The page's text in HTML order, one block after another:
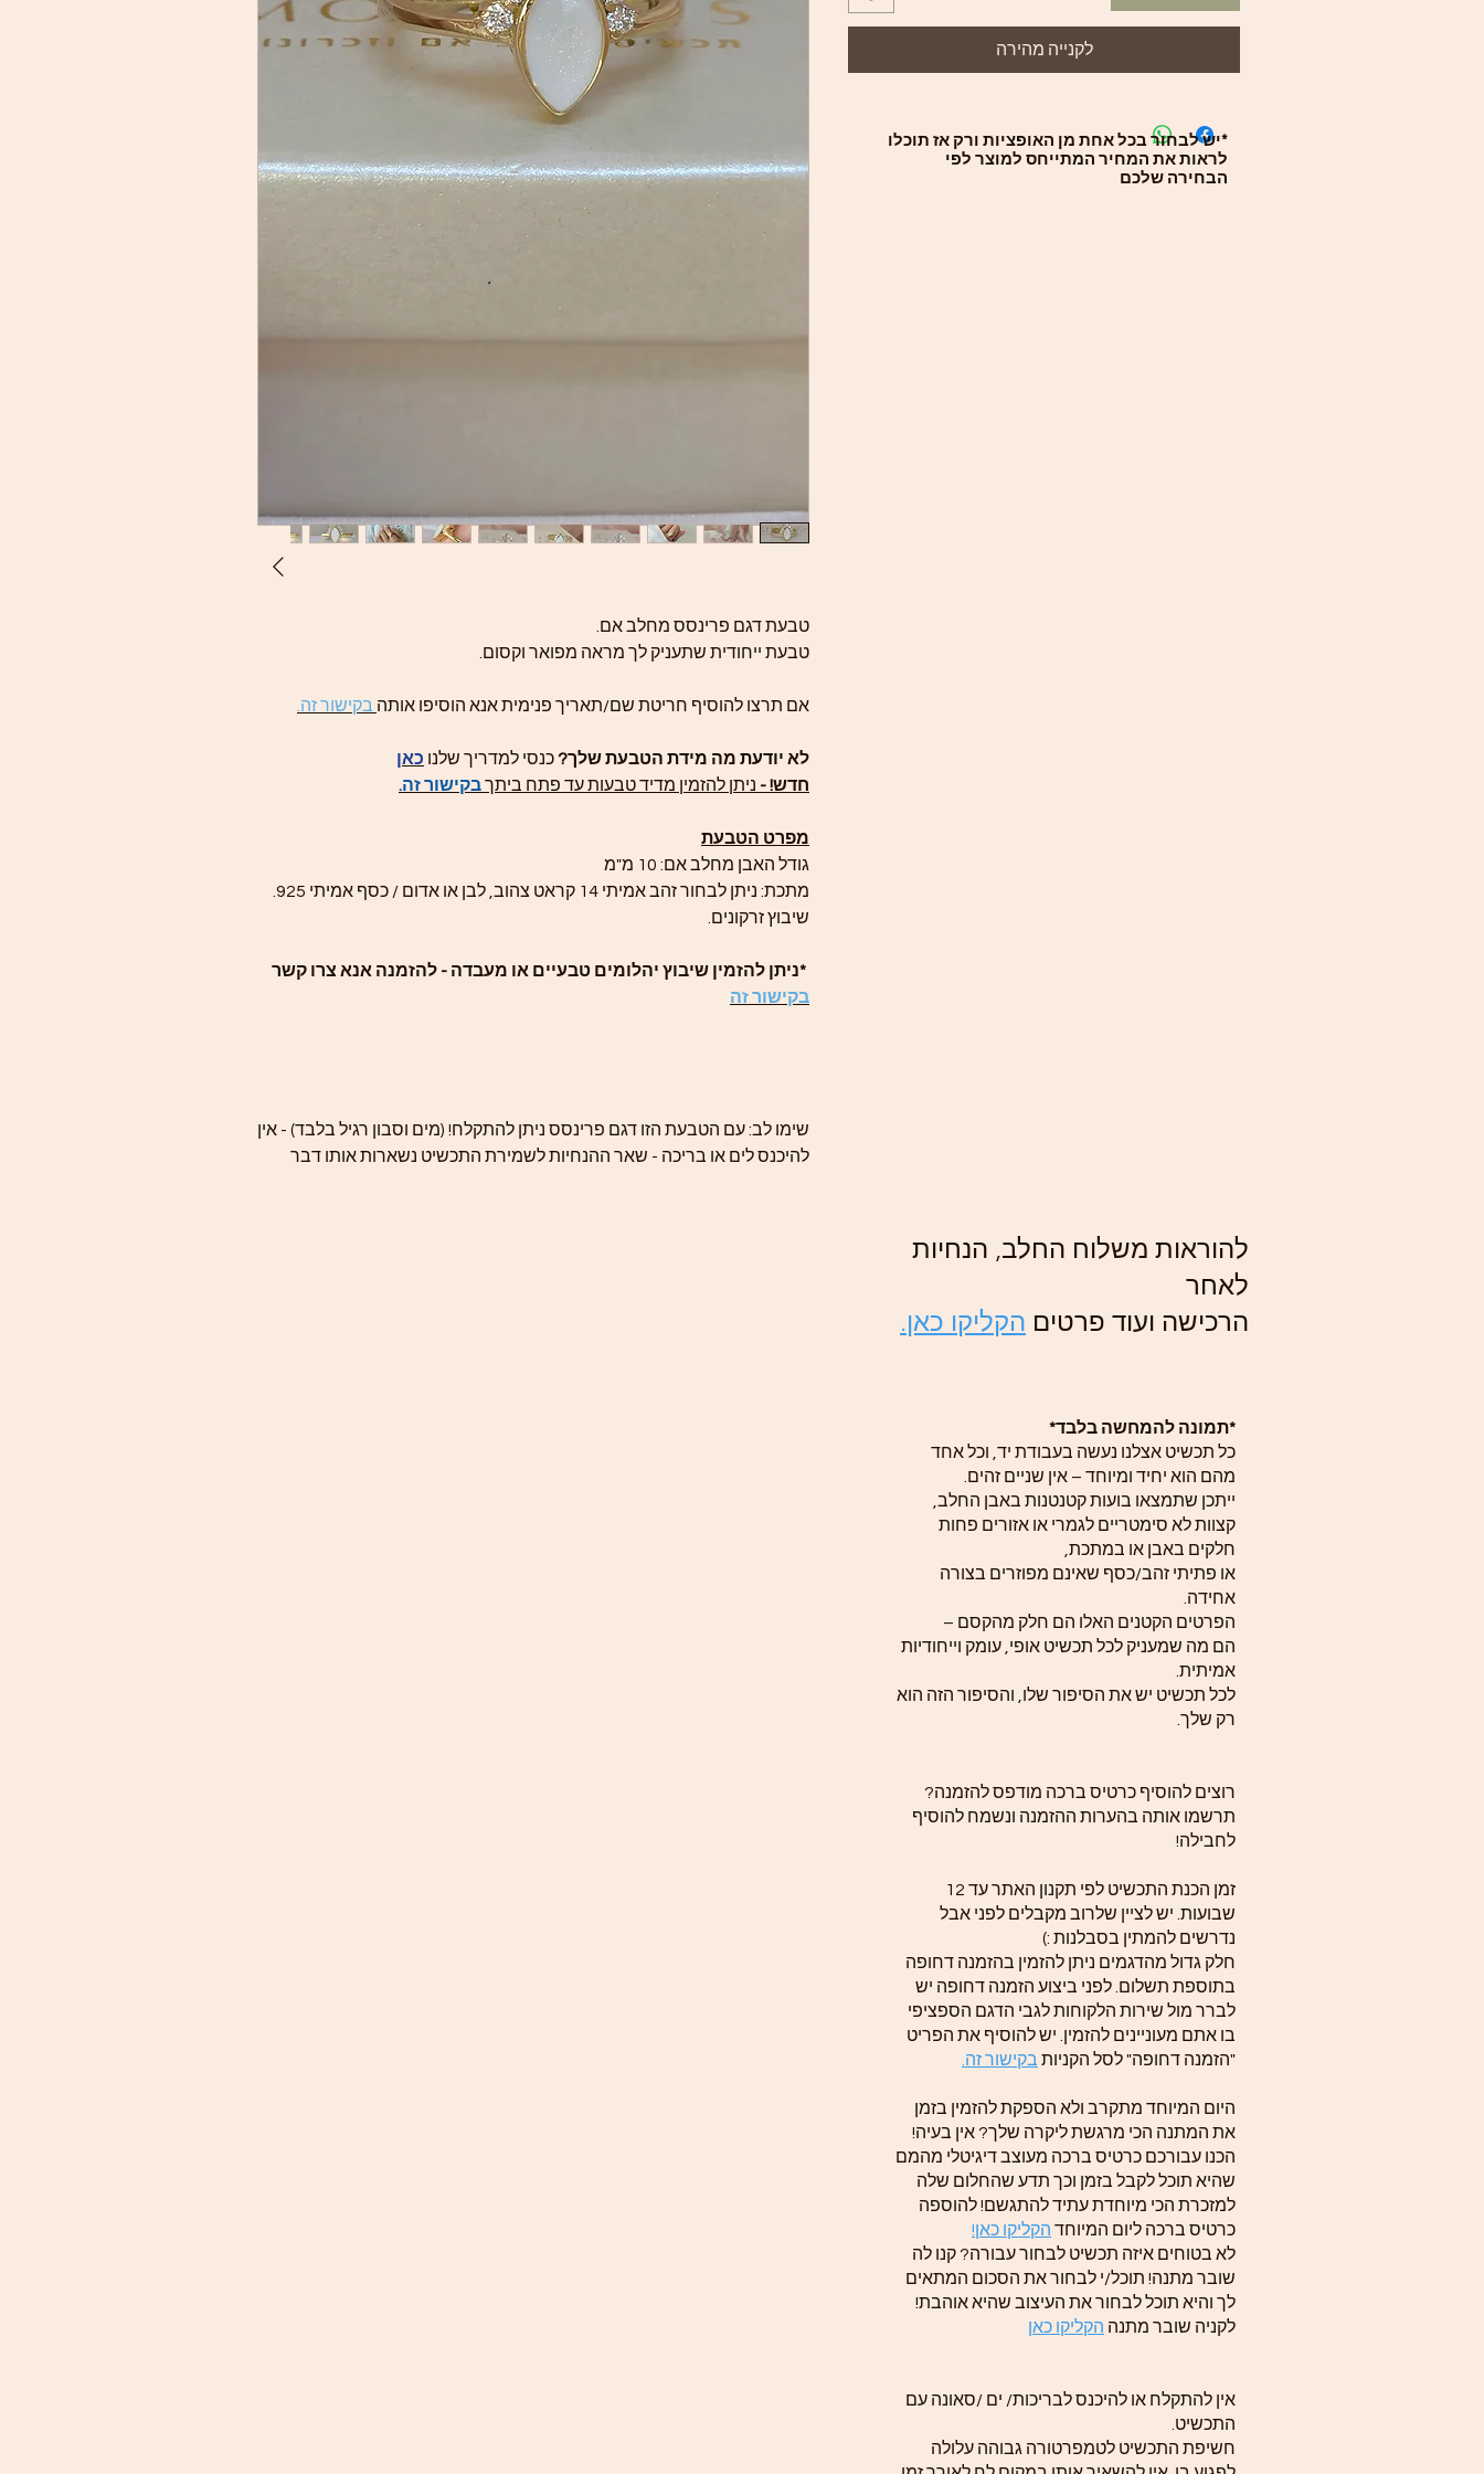
טבעת דגם פרינסס מחלב אם.
טבעת ייחודית שתעניק לך מראה מפואר וקסום.
אם תרצו להוסיף חריטת שם/תאריך פנימית אנא הוסיפו אותה בקישור זה.
לא יודעת מה מידת הטבעת שלך?כנסי למדריך שלנו כאן
חדש! - ניתן להזמין מדיד טבעות עד פתח ביתךבקישור זה.
מפרט הטבעת
גודל האבן מחלב אם: 10 מ"מ
מתכת: ניתן לבחור זהב אמיתי 14 קראט צהוב, לבן או אדום / כסף אמיתי 925.
שיבוץ זרקונים.
*ניתן להזמין שיבוץ יהלומים טבעיים או מעבדה - להזמנה אנא צרו קשר
בקישור זה
שימו לב: עם הטבעת הזו דגם פרינסס ניתן להתקלח! (מים וסבון רגיל בלבד) - אין
להיכנס לים או בריכה - שאר ההנחיות לשמירת התכשיט נשארות אותו דבר
לקנייה מהירה
*יש לבחור בכל אחת מן האופציות ורק אז תוכלו
לראות את המחיר המתייחס למוצר לפי
הבחירה שלכם
להוראות משלוח החלב, הנחיות
לאחר
הרכישה ועוד פרטים הקליקו כאן.
*תמונה להמחשה בלבד*
כל תכשיט אצלנו נעשה בעבודת יד, וכל אחד
מהם הוא יחיד ומיוחד – אין שניים זהים.
ייתכן שתמצאו בועות קטנטנות באבן החלב,
קצוות לא סימטריים לגמרי או אזורים פחות
חלקים באבן או במתכת,
או פתיתי זהב/כסף שאינם מפוזרים בצורה
אחידה.
הפרטים הקטנים האלו הם חלק מהקסם –
הם מה שמעניק לכל תכשיט אופי, עומק וייחודיות
אמיתית.
לכל תכשיט יש את הסיפור שלו, והסיפור הזה הוא
רק שלך.
רוצים להוסיף כרטיס ברכה מודפס להזמנה?
תרשמו אותה בהערות ההזמנה ונשמח להוסיף
לחבילה!
זמן הכנת התכשיט לפי תקנון האתר עד 12
שבועות. יש לציין שלרוב מקבלים לפני אבל
נדרשים להמתין בסבלנות :)
חלק גדול מהדגמים ניתן להזמין בהזמנה דחופה
בתוספת תשלום. לפני ביצוע הזמנה דחופה יש
לברר מול שירות הלקוחות לגבי הדגם הספציפי
בו אתם מעוניינים להזמין. יש להוסיף את הפריט
"הזמנה דחופה" לסל הקניות בקישור זה.
היום המיוחד מתקרב ולא הספקת להזמין בזמן
את המתנה הכי מרגשת ליקרה שלך? אין בעיה!
הכנו עבורכם כרטיס ברכה מעוצב דיגיטלי מהמם
שהיא תוכל לקבל בזמן וכך תדע שהחלום שלה
למזכרת הכי מיוחדת עתיד להתגשם! להוספה
כרטיס ברכה ליום המיוחד הקליקו כאן!
לא בטוחים איזה תכשיט לבחור עבורה? קנו לה
שובר מתנה! תוכל/י לבחור את הסכום המתאים
לך והיא תוכל לבחור את העיצוב שהיא אוהבת!
לקניה שובר מתנה הקליקו כאן
אין להתקלח או להיכנס לבריכות/ ים /סאונה עם
התכשיט.
חשיפת התכשיט לטמפרטורה גבוהה עלולה